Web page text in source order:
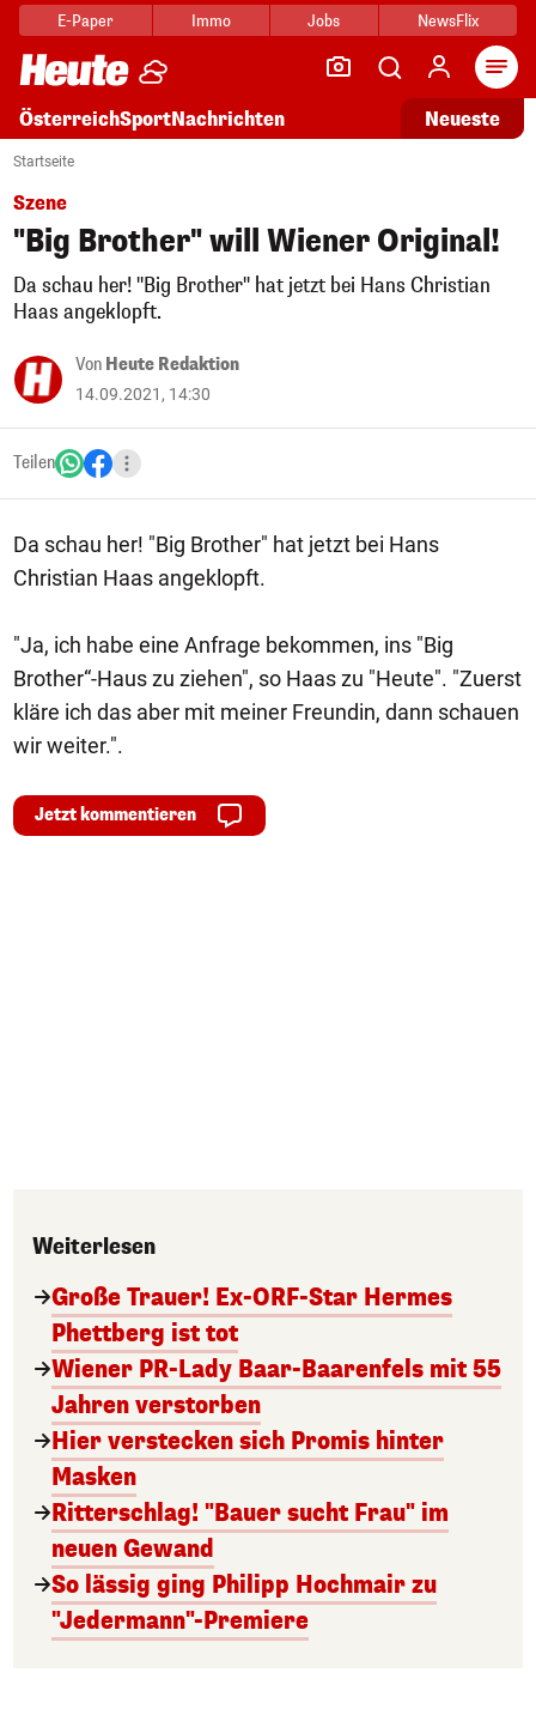
E-Paper Immo Jobs NewsFlix
ÖsterreichSportNachrichten Neueste
Startseite
Szene
"Big Brother" will Wiener Original!
Da schau her! "Big Brother" hat jetzt bei Hans Christian
Haas angeklopft.
Von Heute Redaktion
14.09.2021, 14:30
Teilen
Da schau her! "Big Brother" hat jetzt bei Hans
Christian Haas angeklopft.
"Ja, ich habe eine Anfrage bekommen, ins "Big
Brother“-Haus zu ziehen", so Haas zu "Heute". "Zuerst
kläre ich das aber mit meiner Freundin, dann schauen
wir weiter.".
Jetzt kommentieren
Weiterlesen
Große Trauer! Ex-ORF-Star Hermes
Phettberg ist tot
Wiener PR-Lady Baar-Baarenfels mit 55
Jahren verstorben
Hier verstecken sich Promis hinter
Masken
Ritterschlag! "Bauer sucht Frau" im
neuen Gewand
So lässig ging Philipp Hochmair zu
"Jedermann"-Premiere